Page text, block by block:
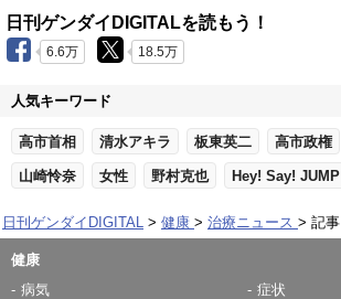
日刊ゲンダイDIGITALを読もう！
6.6万 18.5万
人気キーワード
高市首相 清水アキラ 板東英二 高市政権
山崎怜奈 女性 野村克也 Hey! Say! JUMP
日刊ゲンダイDIGITAL 健康 治療ニュース 記事
健康
病気
症状